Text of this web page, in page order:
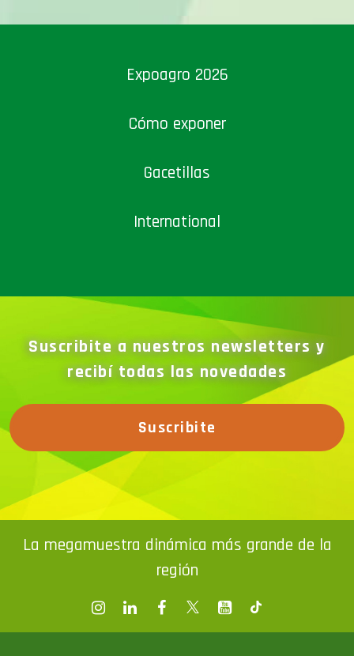
Expoagro 2026
Cómo exponer
Gacetillas
International
Suscribite a nuestros newsletters y
recibí todas las novedades
Suscribite
La megamuestra dinámica más grande de la
región